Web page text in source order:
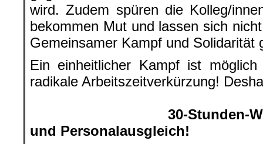
wird. Zudem spüren die Kolleg/
bekommen Mut und lassen sich
Gemeinsamer Kampf und Solidarität
Ein einheitlicher Kampf ist
radikale Arbeitszeitverkürzung!
30-Stunden-
und Personalausgleich!